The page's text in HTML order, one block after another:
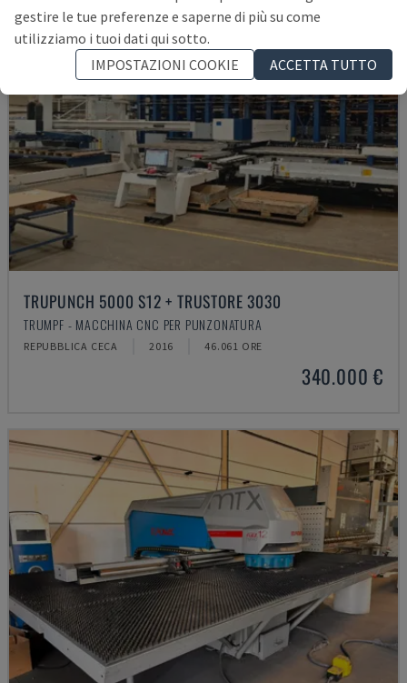
TRUPUNCH 5000 S12 + TRUSTORE 3030
TRUMPF - MACCHINA CNC PER PUNZONATURA
REPUBBLICA CECA 2016 46.061 ORE
340.000 €
gestire le tue preferenze e saperne di più su come
utilizziamo i tuoi dati qui sotto.
IMPOSTAZIONI COOKIE
ACCETTA TUTTO